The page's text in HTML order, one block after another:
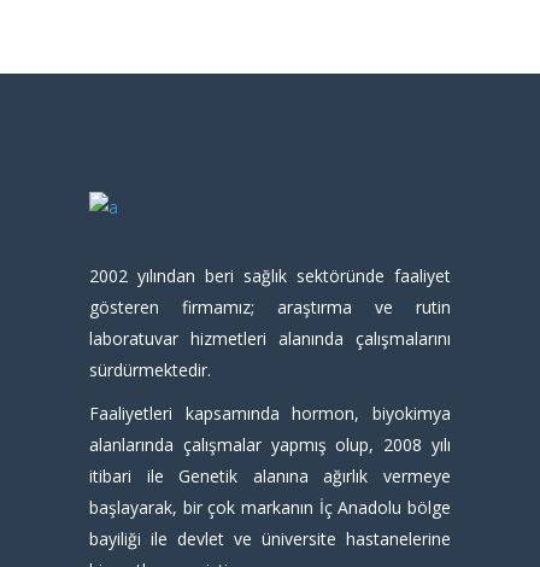
2002 yılından beri sağlık sektöründe faaliyet
gösteren firmamız; araştırma ve rutin
laboratuvar hizmetleri alanında çalışmalarını
sürdürmektedir.
Faaliyetleri kapsamında hormon, biyokimya
alanlarında çalışmalar yapmış olup, 2008 yılı
itibari ile Genetik alanına ağırlık vermeye
başlayarak, bir çok markanın İç Anadolu bölge
bayiliği ile devlet ve üniversite hastanelerine